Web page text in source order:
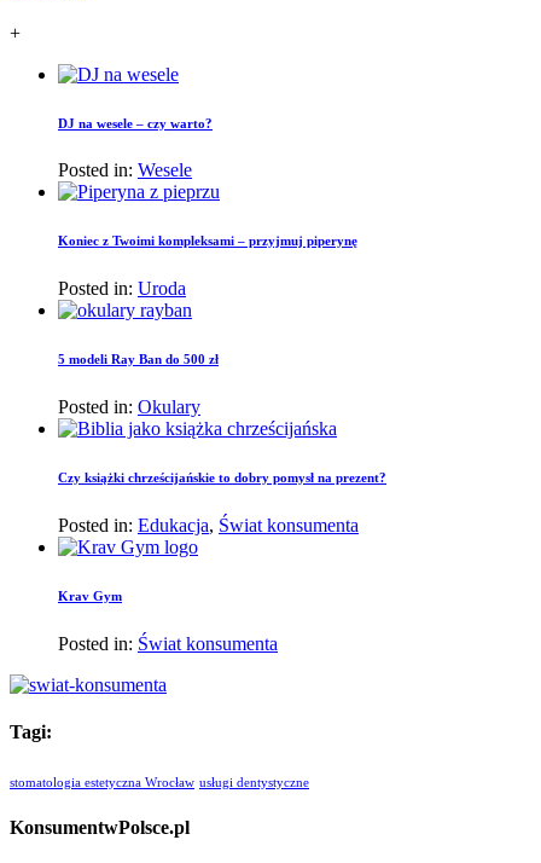
+
DJ na wesele – czy warto?
Posted in: Wesele
Koniec z Twoimi kompleksami – przyjmuj piperynę
Posted in: Uroda
5 modeli Ray Ban do 500 zł
Posted in: Okulary
Czy książki chrześcijańskie to dobry pomysł na prezent?
Posted in: Edukacja, Świat konsumenta
Krav Gym
Posted in: Świat konsumenta
Tagi:
stomatologia estetyczna Wrocław usługi dentystyczne
KonsumentwPolsce.pl